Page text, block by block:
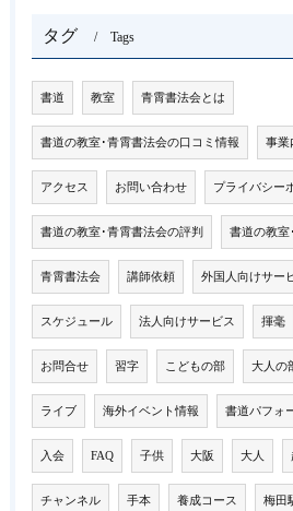
タグ Tags
書道 教室 青霄書法会とは
書道の教室･青霄書法会の口コミ情報 事業
アクセス お問い合わせ プライバシー
書道の教室･青霄書法会の評判 書道の教室
青霄書法会 講師依頼 外国人向けサー
スケジュール 法人向けサービス 揮毫
お問合せ 習字 こどもの部 大人の
ライブ 海外イベント情報 書道パフォ
入会 FAQ 子供 大阪 大人
チャンネル 手本 養成コース 梅田